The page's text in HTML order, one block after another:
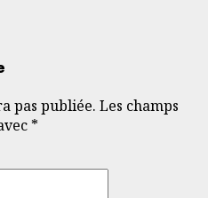
pas publiée. Les champs
*